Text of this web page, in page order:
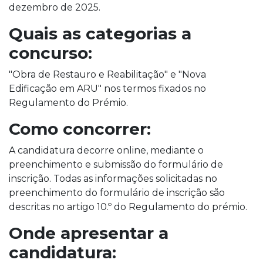
dezembro de 2025.
Quais as categorias a
concurso:
"Obra de Restauro e Reabilitação" e "Nova
Edificação em ARU" nos termos fixados no
Regulamento do Prémio.
Como concorrer:
A candidatura decorre online, mediante o
preenchimento e submissão do formulário de
inscrição. Todas as informações solicitadas no
preenchimento do formulário de inscrição são
descritas no artigo 10.º do Regulamento do prémio.
Onde apresentar a
candidatura: